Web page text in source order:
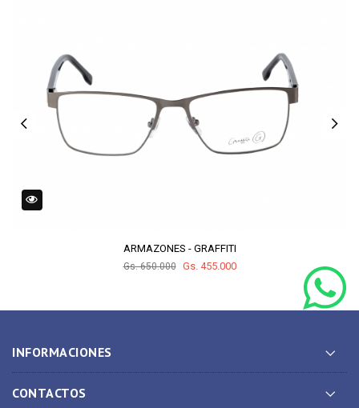
ARMAZONES - GRAFFITI
Gs. 650.000 Gs. 455.000
INFORMACIONES
CONTACTOS